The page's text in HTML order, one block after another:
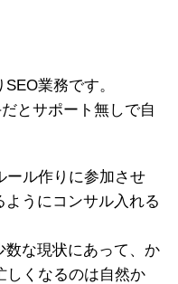
業務です。
とサポート無しで自
ール作りに参加させ
うにコンサル入れる
数な現状にあって、か
しくなるのは自然か